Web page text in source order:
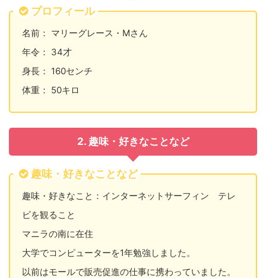
プロフィール
名前： マリーグレース・Mさん
年令： 34才
身長： 160センチ
体重： 50キロ
2. 趣味・好きなことなど
趣味・好きなことなど
趣味・好きなこと：インターネットサーフィン テレ
ビを観ること
マニラの南に在住
大学でコンピューターを1年勉強しました。
以前はモールで販売促進の仕事に携わっていました。